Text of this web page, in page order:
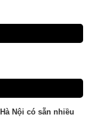
Nội có sẵn nhiều